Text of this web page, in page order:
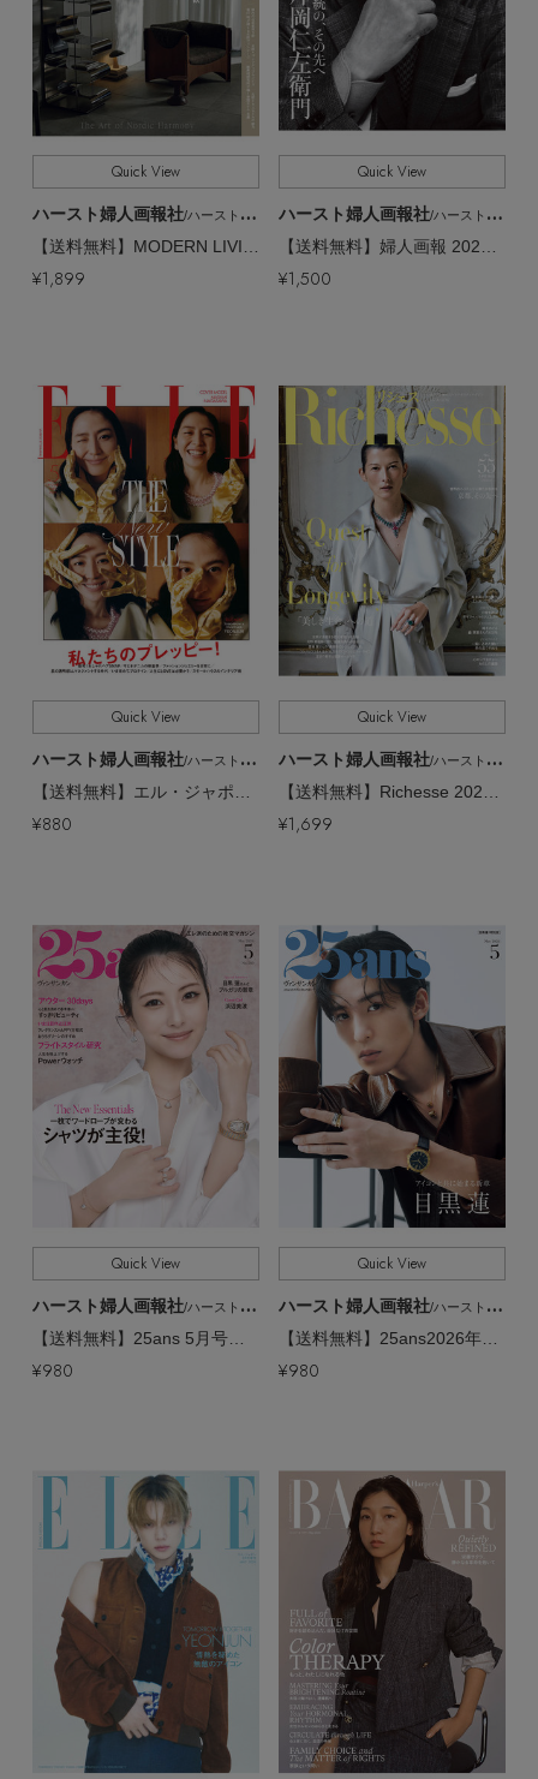
Quick View
ハースト婦人画報社/ハーストフジンガホウシャ
¥1,899
Quick View
ハースト婦人画報社/ハーストフジンガホウシャ
¥1,500
Quick View
ハースト婦人画報社/ハーストフジンガホウシャ
【送料無料】エル・ジャポン2026年5月号（2026/3/27発売）
¥880
Quick View
ハースト婦人画報社/ハーストフジンガホウシャ
【送料無料】Richesse 2026/SPRING No.55（2026/3/27発売）
¥1,699
Quick View
ハースト婦人画報社/ハーストフジンガホウシャ
【送料無料】25ans 5月号（2026/3/27発売）
¥980
Quick View
ハースト婦人画報社/ハーストフジンガホウシャ
【送料無料】25ans2026年5月号 目黒蓮特別版（2026/3/27発売）
¥980